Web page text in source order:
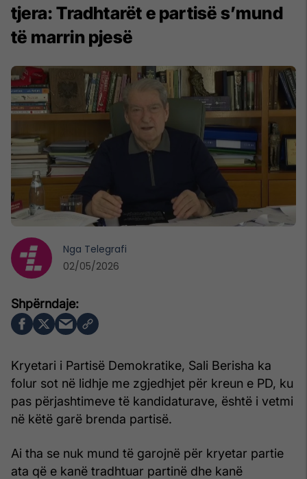
tjera: Tradhtarët e partisë s’mund
të marrin pjesë
Kryetari i Partisë Demokratike, Sali Berisha ka
folur sot në lidhje me zgjedhjet për kreun e PD, ku
pas përjashtimeve të kandidaturave, është i vetmi
në këtë garë brenda partisë.
Ai tha se nuk mund të garojnë për kryetar partie
ata që e kanë tradhtuar partinë dhe kanë
Nga Telegrafi
02/05/2026